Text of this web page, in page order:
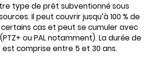
type de prêt subventionné sous
Il peut couvrir jusqu’à 100 % de
certains cas et peut se cumuler avec
ou PAL notamment). La durée de
comprise entre 5 et 30 ans.